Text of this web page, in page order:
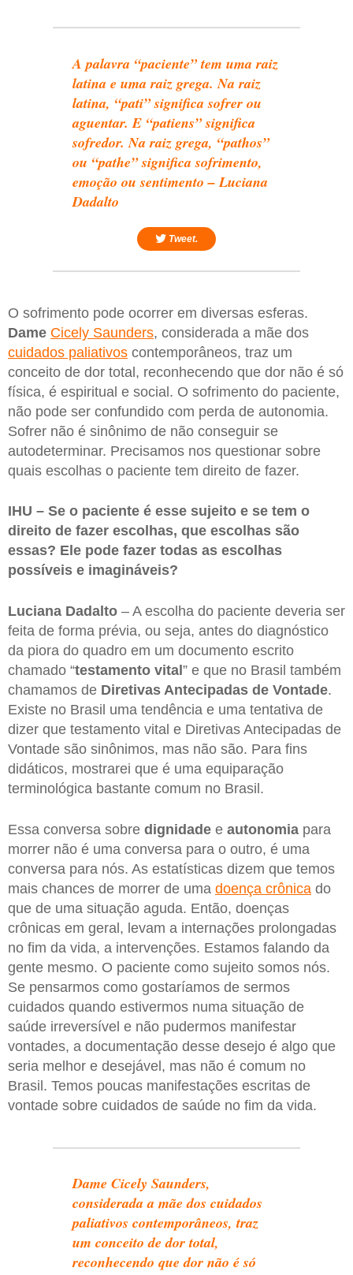
A palavra “paciente” tem uma raiz
latina e uma raiz grega. Na raiz
latina, “pati” significa sofrer ou
aguentar. E “patiens” significa
sofredor. Na raiz grega, “pathos”
ou “pathe” significa sofrimento,
emoção ou sentimento – Luciana
Dadalto
Tweet.
O sofrimento pode ocorrer em diversas esferas.
Dame Cicely Saunders, considerada a mãe dos
cuidados paliativos contemporâneos, traz um
conceito de dor total, reconhecendo que dor não é só
física, é espiritual e social. O sofrimento do paciente,
não pode ser confundido com perda de autonomia.
Sofrer não é sinônimo de não conseguir se
autodeterminar. Precisamos nos questionar sobre
quais escolhas o paciente tem direito de fazer.
IHU – Se o paciente é esse sujeito e se tem o
direito de fazer escolhas, que escolhas são
essas? Ele pode fazer todas as escolhas
possíveis e imagináveis?
Luciana Dadalto – A escolha do paciente deveria ser
feita de forma prévia, ou seja, antes do diagnóstico
da piora do quadro em um documento escrito
chamado “testamento vital” e que no Brasil também
chamamos de Diretivas Antecipadas de Vontade.
Existe no Brasil uma tendência e uma tentativa de
dizer que testamento vital e Diretivas Antecipadas de
Vontade são sinônimos, mas não são. Para fins
didáticos, mostrarei que é uma equiparação
terminológica bastante comum no Brasil.
Essa conversa sobre dignidade e autonomia para
morrer não é uma conversa para o outro, é uma
conversa para nós. As estatísticas dizem que temos
mais chances de morrer de uma doença crônica do
que de uma situação aguda. Então, doenças
crônicas em geral, levam a internações prolongadas
no fim da vida, a intervenções. Estamos falando da
gente mesmo. O paciente como sujeito somos nós.
Se pensarmos como gostaríamos de sermos
cuidados quando estivermos numa situação de
saúde irreversível e não pudermos manifestar
vontades, a documentação desse desejo é algo que
seria melhor e desejável, mas não é comum no
Brasil. Temos poucas manifestações escritas de
vontade sobre cuidados de saúde no fim da vida.
Dame Cicely Saunders,
considerada a mãe dos cuidados
paliativos contemporâneos, traz
um conceito de dor total,
reconhecendo que dor não é só